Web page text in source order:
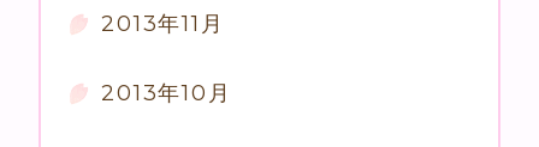
2013年11月
2013年10月